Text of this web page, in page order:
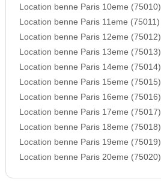
Location benne Paris 10eme (75010)
Location benne Paris 11eme (75011)
Location benne Paris 12eme (75012)
Location benne Paris 13eme (75013)
Location benne Paris 14eme (75014)
Location benne Paris 15eme (75015)
Location benne Paris 16eme (75016)
Location benne Paris 17eme (75017)
Location benne Paris 18eme (75018)
Location benne Paris 19eme (75019)
Location benne Paris 20eme (75020)